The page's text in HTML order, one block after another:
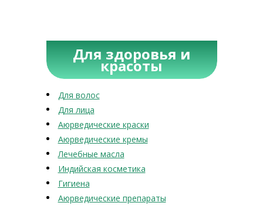
Для здоровья и
красоты
Для волос
Для лица
Аюрведические краски
Аюрведические кремы
Лечебные масла
Индийская косметика
Гигиена
Аюрведические препараты